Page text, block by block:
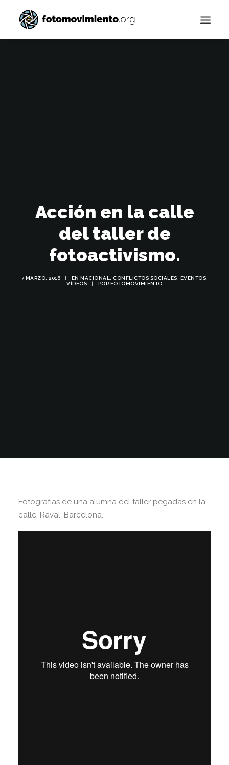
Acción en la calle
del taller de
fotoactivismo.
7 MARZO, 2016 | EN NACIONAL CONFLICTOS SOCIALES EVENTOS
VÍDEOS
| POR FOTOMOVIMIENTO
Fotografías de una alumna del taller pegadas en la
calle. Raval. Barcelona.